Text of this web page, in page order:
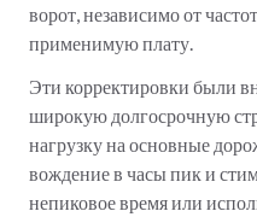
ворот, независимо от
применимую плату.
Эти корректировки были
широкую долгосрочную
нагрузку на основные
вождение в часы пик и
непиковое время или